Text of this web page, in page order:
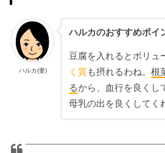
ハルカ(妻)
ハルカのおすすめポイ
豆腐を入れるとボリュ
く質も摂れるわね。 根
るから、血行を良くし
母乳の出を良くしてく